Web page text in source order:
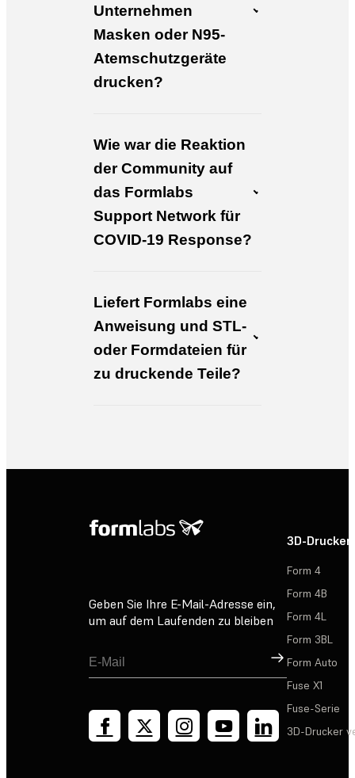
Unternehmen
Masken oder N95-
Atemschutzgeräte
drucken?
Wie war die Reaktion
der Community auf
das Formlabs
Support Network für
COVID-19 Response?
Liefert Formlabs eine
Anweisung und STL-
oder Formdateien für
zu druckende Teile?
Geben Sie Ihre E-Mail-Adresse ein,
um auf dem Laufenden zu bleiben
Registrieren
3D-Drucker
Form 4
Form 4B
Form 4L
Form 3BL
Form Auto
Fuse X1
Fuse-Serie
3D-Drucker